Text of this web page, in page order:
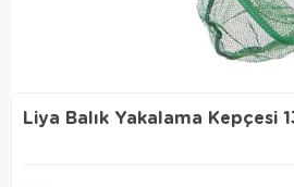
Liya Balık Yakalama Kepçesi